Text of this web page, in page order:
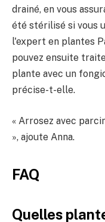
drainé, en vous
été stérilisé si vous
l'expert en plantes
pouvez ensuite
plante avec un
précise-t-elle.
« Arrosez avec
», ajoute Anna.
FAQ
Quelles